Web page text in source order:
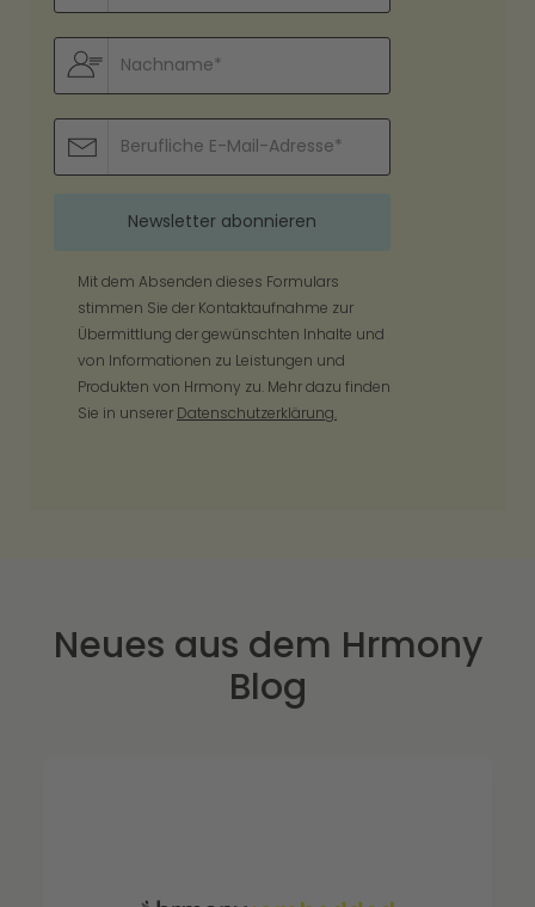
Mit dem Absenden dieses Formulars
stimmen Sie der Kontaktaufnahme zur
Übermittlung der gewünschten Inhalte und
von Informationen zu Leistungen und
Produkten von Hrmony zu. Mehr dazu finden
Sie in unserer Datenschutzerklärung.
Neues aus dem Hrmony
Blog